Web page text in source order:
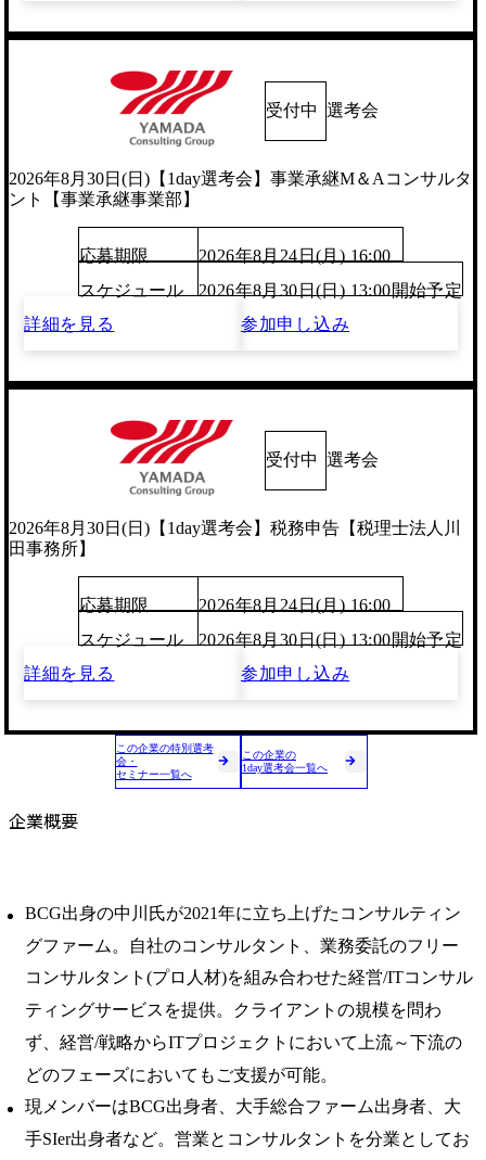
受付中 選考会
2026年8月30日(日)【1day選考会】事業承継M＆Aコンサルタ
ント【事業承継事業部】
応募期限
2026年8月24日(月) 16:00
スケジュール
2026年8月30日(日) 13:00開始予定
詳細を見る
参加申し込み
受付中 選考会
2026年8月30日(日)【1day選考会】税務申告【税理士法人川
田事務所】
応募期限
2026年8月24日(月) 16:00
スケジュール
2026年8月30日(日) 13:00開始予定
詳細を見る
参加申し込み
この企業の特別選考
会・
セミナー一覧へ
この企業の
1day選考会一覧へ
企業概要
BCG出身の中川氏が2021年に立ち上げたコンサルティン
グファーム。自社のコンサルタント、業務委託のフリー
コンサルタント(プロ人材)を組み合わせた経営/ITコンサル
ティングサービスを提供。クライアントの規模を問わ
ず、経営/戦略からITプロジェクトにおいて上流～下流の
どのフェーズにおいてもご支援が可能。
現メンバーはBCG出身者、大手総合ファーム出身者、大
手SIer出身者など。営業とコンサルタントを分業としてお